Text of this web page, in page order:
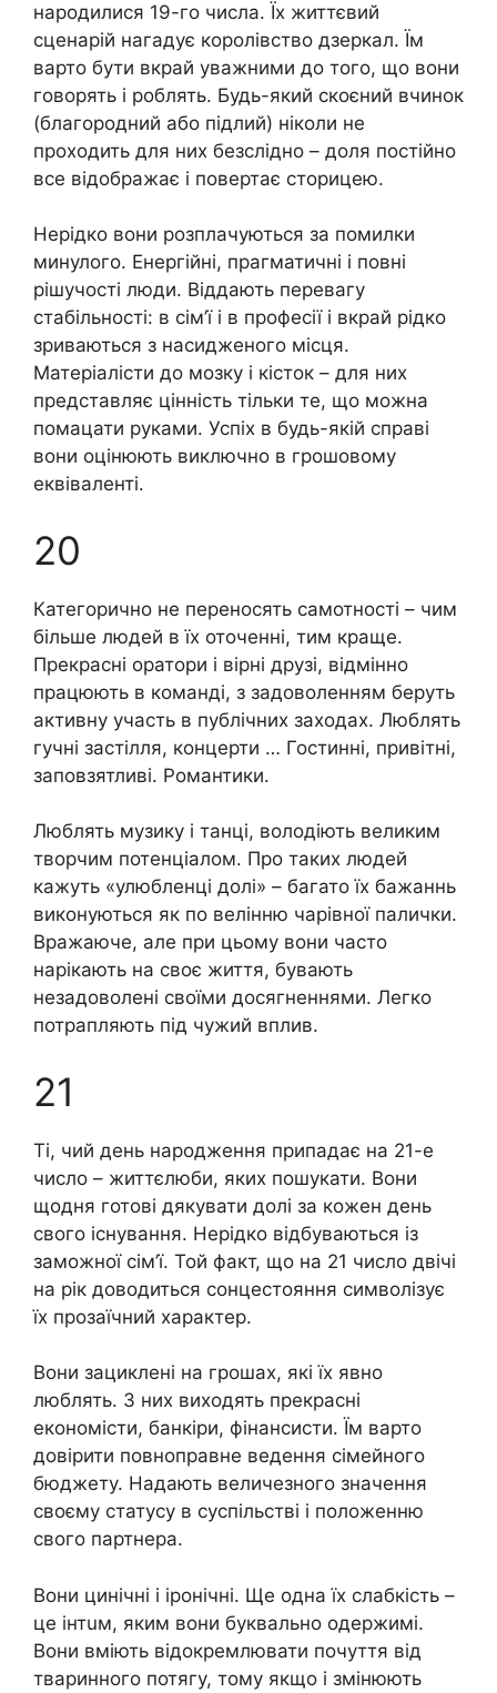
народилися 19-го числа. Їх життєвий
сценарій нагадує королівство дзеркал. Їм
варто бути вкрай уважними до того, що вони
говорять і роблять. Будь-який скоєний вчинок
(благородний або підлий) ніколи не
проходить для них безслідно – доля постійно
все відображає і повертає сторицею.
Нерідко вони розплачуються за помилки
минулого. Енергійні, прагматичні і повні
рішучості люди. Віддають перевагу
стабільності: в сім’ї і в професії і вкрай рідко
зриваються з насидженого місця.
Матеріалісти до мозку і кісток – для них
представляє цінність тільки те, що можна
помацати руками. Успіх в будь-якій справі
вони оцінюють виключно в грошовому
еквіваленті.
20
Категорично не переносять самотності – чим
більше людей в їх оточенні, тим краще.
Прекрасні оратори і вірні друзі, відмінно
працюють в команді, з задоволенням беруть
активну участь в публічних заходах. Люблять
гучні застілля, концерти … Гостинні, привітні,
заповзятливі. Романтики.
Люблять музику і танці, володіють великим
творчим потенціалом. Про таких людей
кажуть «улюбленці долі» – багато їх бажаннь
виконуються як по велінню чарівної палички.
Вражаюче, але при цьому вони часто
нарікають на своє життя, бувають
незадоволені своїми досягненнями. Легко
потрапляють під чужий вплив.
21
Ті, чий день народження припадає на 21-е
число – життєлюби, яких пошукати. Вони
щодня готові дякувати долі за кожен день
свого існування. Нерідко відбуваються із
заможної сім’ї. Той факт, що на 21 число двічі
на рік доводиться сонцестояння символізує
їх прозаїчний характер.
Вони зациклені на грошах, які їх явно
люблять. З них виходять прекрасні
економісти, банкіри, фінансисти. Їм варто
довірити повноправне ведення сімейного
бюджету. Надають величезного значення
своєму статусу в суспільстві і положенню
свого партнера.
Вони цинічні і іронічні. Ще одна їх слабкість –
це iнтuм, яким вони буквально одержимі.
Вони вміють відокремлювати почуття від
тваринного потягу, тому якщо і змінюють